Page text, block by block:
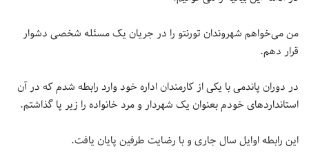
من می‌خواهم شهروندان تورنتو را در جریان یک مسئله شخصی دشوار
قرار دهم.
در دوران پاندمی با یکی از کارمندان اداره خود وارد رابطه شدم که در آن
استانداردهای خودم بعنوان یک شهردار و مرد خانواده را زیر پا گذاشتم.
این رابطه اوایل سال جاری و با رضایت طرفین پایان یافت.